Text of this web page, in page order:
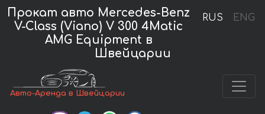
RUS ENG
Прокат авто Mercedes-Benz
V-Class (Viano) V 300 4Matic
AMG Equipment в
Швейцарии
Авто-Аренда в Швейцарии